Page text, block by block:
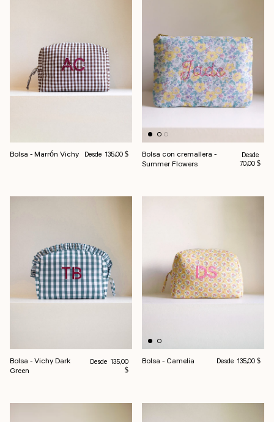
Bolsa - Marrón Vichy Precio habitual
Desde 135,00 $
Bolsa con cremallera -
Summer Flowers
Precio
Desde
70,00 $
Bolsa - Vichy Dark
Green
Precio habitual
Desde 135,00
$
Bolsa - Camelia Precio habitual
Desde 135,00 $